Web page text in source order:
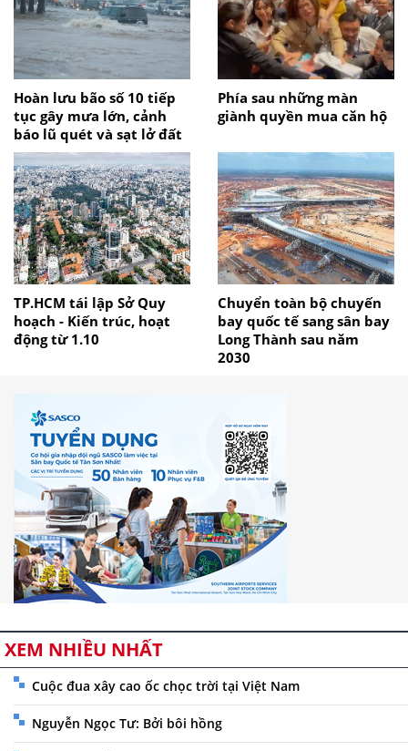
Hoàn lưu bão số 10 tiếp
tục gây mưa lớn, cảnh
báo lũ quét và sạt lở đất
Phía sau những màn
giành quyền mua căn hộ
TP.HCM tái lập Sở Quy
hoạch - Kiến trúc, hoạt
động từ 1.10
Chuyển toàn bộ chuyến
bay quốc tế sang sân bay
Long Thành sau năm
2030
XEM NHIỀU NHẤT
Cuộc đua xây cao ốc chọc trời tại Việt Nam
Nguyễn Ngọc Tư: Bởi bôi hồng